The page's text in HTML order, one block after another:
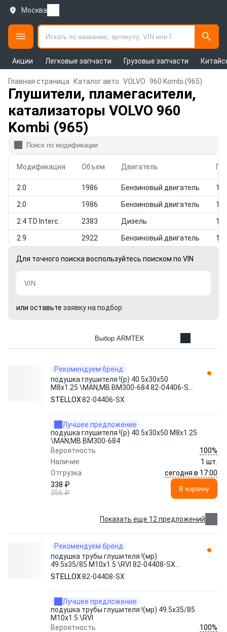
Москва
Акции Легковые запчасти Грузовые запчасти
Главная страница Каталог авто VOLVO 960 Kombi (965)
Глушители, пламегасители,
катализаторы VOLVO 960
Kombi (965)
Модификация Объем Двигатель
2.0 1986 Бензиновый двигатель
2.0 1986 Бензиновый двигатель
2.4 TD Interc. 2383 Дизель
2.9 2922 Бензиновый двигатель
Для точного поиска воспользуйтесь поиском по VIN
или оставьте заявку на подбор
Выбор ARMTEK
Рекомендуем бренд
подушка глушителя !(р) 40.5x30x50
M8x1.25 \MAN,MB BM300-684 82-04406-SX
STELLOX
STELLOX82-04406-SX
Лучшее предложение
подушка глушителя !(р) 40.5x30x50 M8x1.25
\MAN,MB BM300-684
Вероятность
100%
Наличие
1 шт.
Отгрузка
сегодня в 17:00
338 ₽
356 ₽
В корзину
Показать еще 12 предложений
Рекомендуем бренд
подушка трубы глушителя !(мр)
49.5x35/85 M10x1.5 \RVI 82-04408-SX
STELLOX
STELLOX82-04408-SX
Лучшее предложение
подушка трубы глушителя !(мр) 49.5x35/85
M10x1.5 \RVI
Вероятность
100%